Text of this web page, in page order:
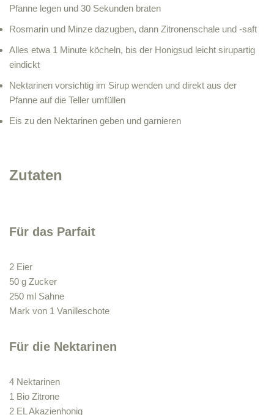
Pfanne legen und 30 Sekunden braten
Rosmarin und Minze dazugben, dann Zitronenschale und -saft
Alles etwa 1 Minute köcheln, bis der Honigsud leicht sirupartig
eindickt
Nektarinen vorsichtig im Sirup wenden und direkt aus der
Pfanne auf die Teller umfüllen
Eis zu den Nektarinen geben und garnieren
Zutaten
Für das Parfait
2 Eier
50 g Zucker
250 ml Sahne
Mark von 1 Vanilleschote
Für die Nektarinen
4 Nektarinen
1 Bio Zitrone
2 EL Akazienhonig